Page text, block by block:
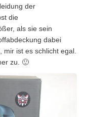
der
die
als sie sein
dabei
mir ist es schlicht egal.
zu. 🙂